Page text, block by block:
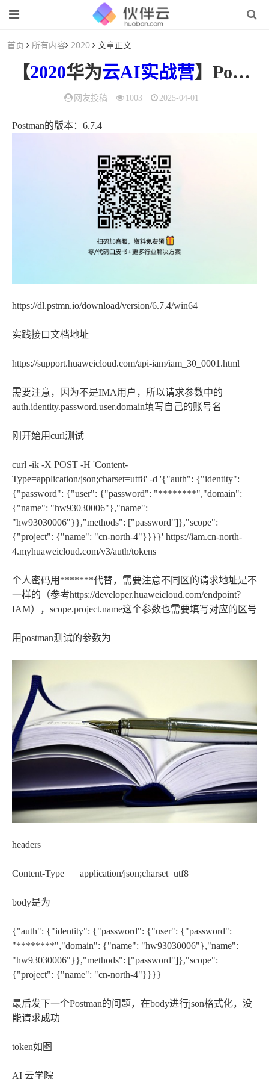
首页 所有内容 2020 文章正文
【2020华为云AI实战营】Postman获取Token实践
网友投稿 1003 2025-04-01
Postman的版本：6.7.4
https://dl.pstmn.io/download/version/6.7.4/win64
实践接口文档地址
https://support.huaweicloud.com/api-iam/iam_30_0001.html
需要注意，因为不是IMA用户，所以请求参数中的
auth.identity.password.user.domain填写自己的账号名
刚开始用curl测试
curl -ik -X POST -H 'Content-
Type=application/json;charset=utf8' -d '{"auth": {"identity":
{"password": {"user": {"password": "********","domain":
{"name": "hw93030006"},"name":
"hw93030006"}},"methods": ["password"]},"scope":
{"project": {"name": "cn-north-4"}}}}' https://iam.cn-north-
4.myhuaweicloud.com/v3/auth/tokens
个人密码用*******代替，需要注意不同区的请求地址是不
一样的（参考https://developer.huaweicloud.com/endpoint?
IAM），scope.project.name这个参数也需要填写对应的区号
用postman测试的参数为
headers
Content-Type == application/json;charset=utf8
body是为
{"auth": {"identity": {"password": {"user": {"password":
"********","domain": {"name": "hw93030006"},"name":
"hw93030006"}},"methods": ["password"]},"scope":
{"project": {"name": "cn-north-4"}}}}
最后发下一个Postman的问题，在body进行json格式化，没
能请求成功
token如图
AI 云学院